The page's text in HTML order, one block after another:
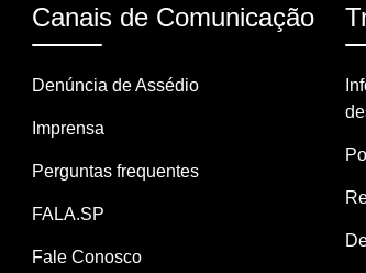
Canais de Comunicação
Denúncia de Assédio
Imprensa
Perguntas frequentes
FALA.SP
Fale Conosco